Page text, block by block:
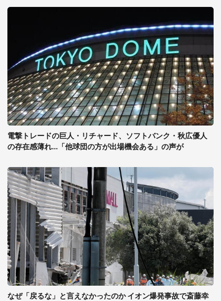
電撃トレードの巨人・リチャード、ソフトバンク・秋広優人
の存在感薄れ...「他球団の方が出場機会ある」の声が
なぜ「戻るな」と言えなかったのか イオン爆発事故で斎藤幸